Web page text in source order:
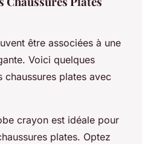
être associées à une
Voici quelques
plates avec
crayon est idéale pour
plates. Optez